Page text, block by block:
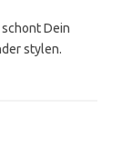
Dein
stylen.